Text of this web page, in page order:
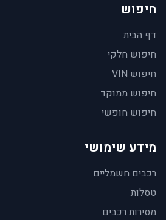
חיפוש
דף הבית
חיפוש חלקי
חיפוש VIN
חיפוש ממוקד
חיפוש חופשי
מידע שימושי
רכבים חשמליים
טסלות
מסירות רכבים